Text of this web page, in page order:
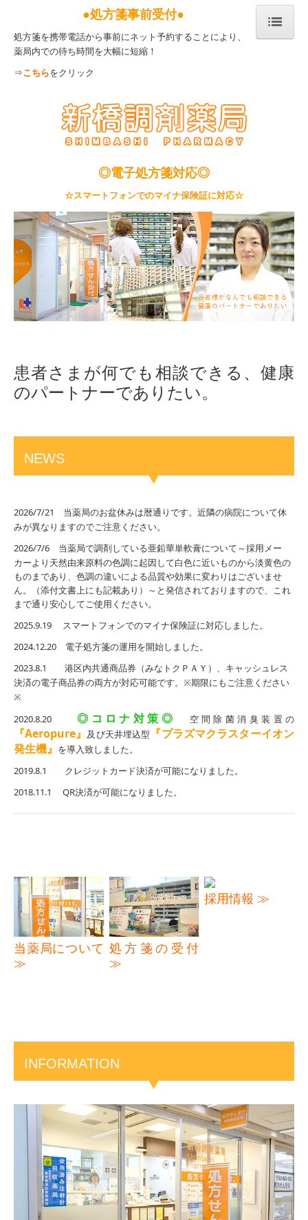
ホーム
当薬局について
マイナ受付
アクセス
お問合せ
個人情報保護方針
●処方箋事前受付●
処方箋を携帯電話から事前にネット予約することにより、
薬局内での待ち時間を大幅に短縮！
⇒こちらをクリック
◎電子処方箋対応◎
☆スマートフォンでのマイナ保険証に対応☆
患者さまが何でも相談できる、健康
のパートナーでありたい。
NEWS
2026/7/21 当薬局のお盆休みは暦通りです。近隣の病院について休
みが異なりますのでご注意ください。
2026/7/6 当薬局で調剤している亜鉛華単軟膏について～採用メー
カーより 天然由来原料の色調に起因して白色に近いものから淡黄色の
ものまであり、色調の違いによる品質や効果に変わりはございませ
ん。（添付文書上にも記載あり）～と発信されておりますので、これ
まで通り安心してご使用ください。
2025.9.19 スマートフォンでのマイナ保険証に対応しました。
2024.12.20 電子処方箋の運用を開始しました。
2023.8.1 港区内共通商品券（みなトクＰＡＹ）、キャッシュレス
決済の電子商品券の両方が対応可能です。※期限にもご注意ください
※
2020.8.20◎コロナ対策◎ 空間除菌消臭装置の
『Aeropure』 及び天井埋込型 『プラズマクラスターイオン
発生機』 を導入致しました。
2019.8.1 クレジットカード決済が可能になりました。
2018.11.1 QR決済が可能になりました。
当薬局について
≫
処方箋の受付
≫
採用情報 ≫
INFORMATION